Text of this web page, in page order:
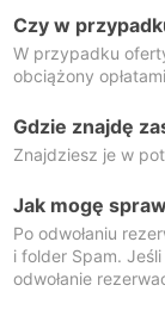
Czy w
W przypadku
obciążony
Gdzie znajdę
Znajdziesz je w
Jak mogę
Po odwołaniu
i folder Spam.
odwołanie